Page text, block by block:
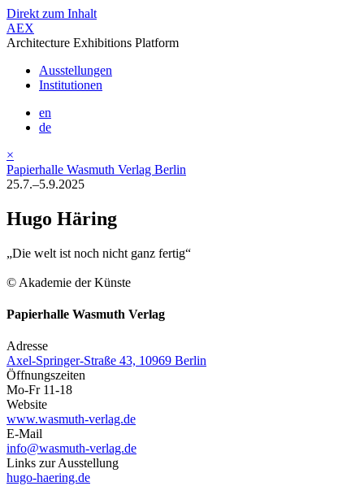
Direkt zum Inhalt
AEX
Architecture Exhibitions Platform
Ausstellungen
Institutionen
en
de
×
Papierhalle Wasmuth Verlag Berlin
25.7.–5.9.2025
Hugo Häring
„Die welt ist noch nicht ganz fertig“
© Akademie der Künste
Papierhalle Wasmuth Verlag
Adresse
Axel-Springer-Straße 43, 10969 Berlin
Öffnungszeiten
Mo-Fr 11-18
Website
www.wasmuth-verlag.de
E-Mail
info@wasmuth-verlag.de
Links zur Ausstellung
hugo-haering.de